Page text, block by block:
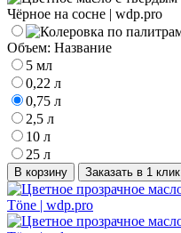
Объем: Название
5 мл
0,22 л
0,75 л
2,5 л
10 л
25 л
В корзину Заказать в 1 клик